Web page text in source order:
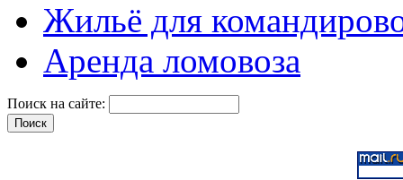
Жильё для
Аренда ломовоза
Поиск на сайте: